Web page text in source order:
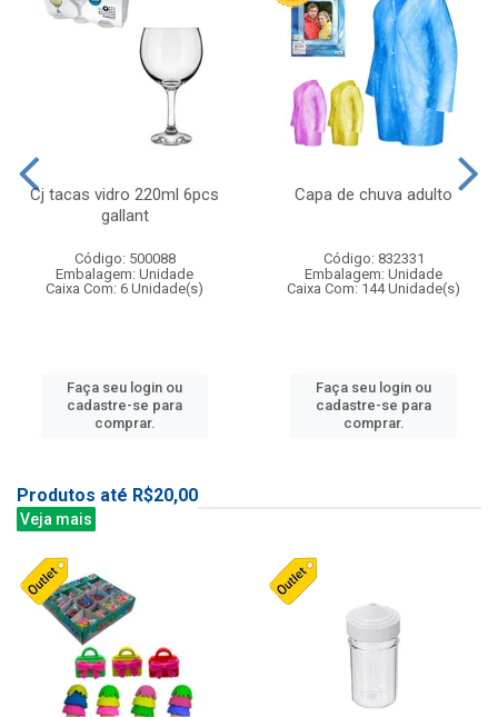
Cj tacas vidro 220ml 6pcs
gallant
Código: 500088
Embalagem: Unidade
Caixa Com: 6 Unidade(s)
Faça seu login ou
cadastre-se para
comprar.
Capa de chuva adulto
Código: 832331
Embalagem: Unidade
Caixa Com: 144 Unidade(s)
Faça seu login ou
cadastre-se para
comprar.
Produtos até R$20,00
Veja mais